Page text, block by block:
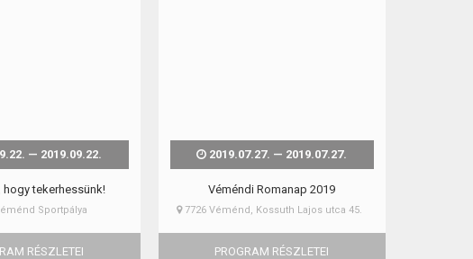
— 2019.09.22.
hogy tekerhessünk!
Sportpálya
RÉSZLETEI
2019.07.27. — 2019.07.27.
Véméndi Romanap 2019
7726 Véménd, Kossuth Lajos utca 45.
PROGRAM RÉSZLETEI